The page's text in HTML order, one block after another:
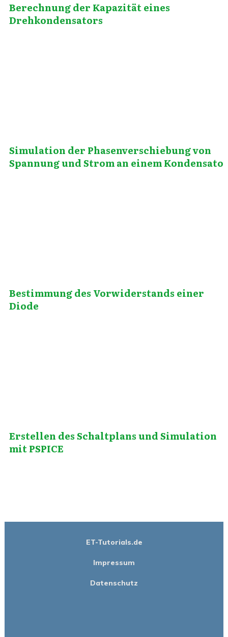
Berechnung der Kapazität eines
Drehkondensators
Simulation der Phasenverschiebung von
Spannung und Strom an einem
Bestimmung des Vorwiderstands einer
Diode
Erstellen des Schaltplans und Simulation
mit PSPICE
ET-Tutorials.de
Impressum
Datenschutz